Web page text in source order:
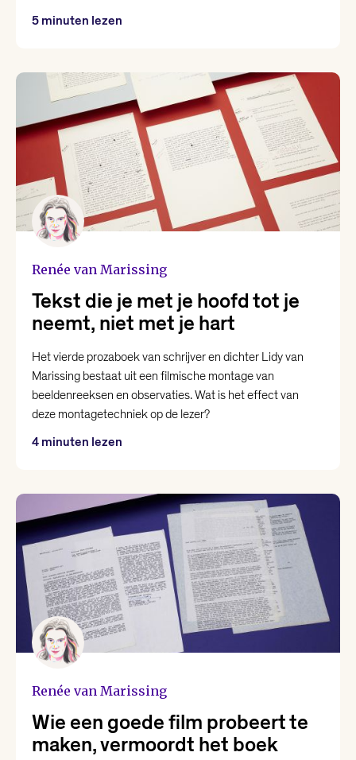
Yannick Dangre
Yentl van Stokkum
5 minuten lezen
Renée van Marissing
Tekst die je met je hoofd tot je
neemt, niet met je hart
Het vierde prozaboek van schrijver en dichter Lidy van
Marissing bestaat uit een filmische montage van
beeldenreeksen en observaties. Wat is het effect van
deze montagetechniek op de lezer?
4 minuten lezen
Renée van Marissing
Wie een goede film probeert te
maken, vermoordt het boek